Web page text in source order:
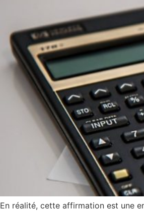
En réalité, cette affirmation est une